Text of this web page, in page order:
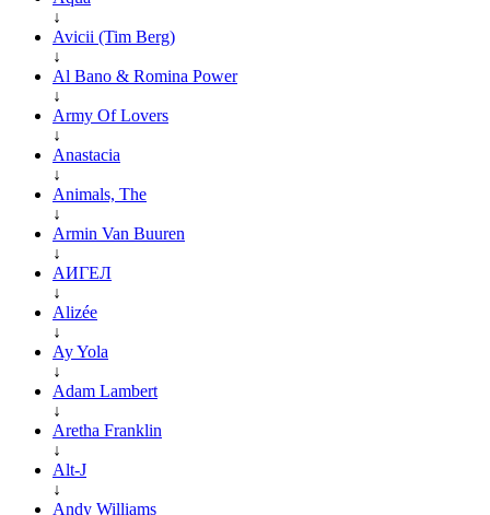
↓
Avicii (Tim Berg)
↓
Al Bano & Romina Power
↓
Army Of Lovers
↓
Anastacia
↓
Animals, The
↓
Armin Van Buuren
↓
АИГЕЛ
↓
Alizée
↓
Ay Yola
↓
Adam Lambert
↓
Aretha Franklin
↓
Alt-J
↓
Andy Williams